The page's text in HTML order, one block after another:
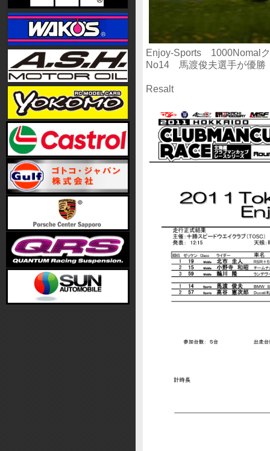
Enjoy-Sports 1000Nomal
No14 馬渡俊夫選手が優勝
Resalt